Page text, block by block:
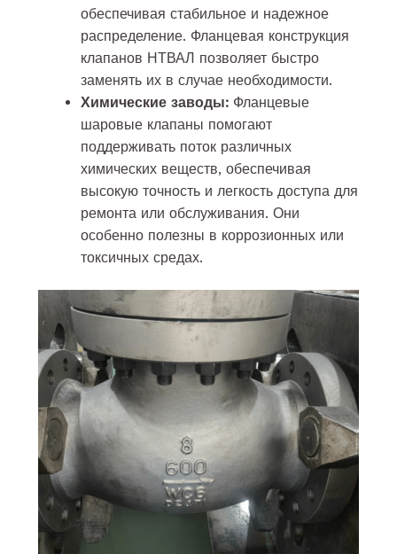
обеспечивая стабильное и надежное
распределение. Фланцевая конструкция
клапанов НТВАЛ позволяет быстро
заменять их в случае необходимости.
Химические заводы:Фланцевые
шаровые клапаны помогают
поддерживать поток различных
химических веществ, обеспечивая
высокую точность и легкость доступа для
ремонта или обслуживания. Они
особенно полезны в коррозионных или
токсичных средах.